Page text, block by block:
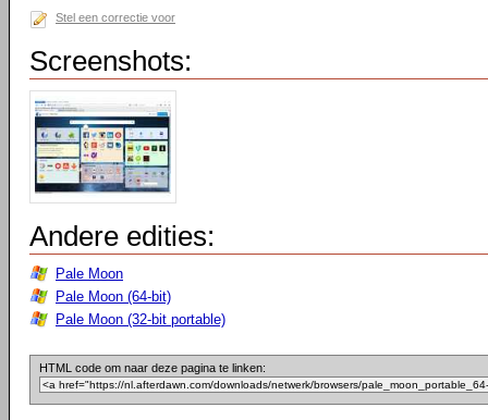
Stel een correctie voor
Screenshots:
Andere edities:
Pale Moon
Pale Moon (64-bit)
Pale Moon (32-bit portable)
HTML code om naar deze pagina te linken: